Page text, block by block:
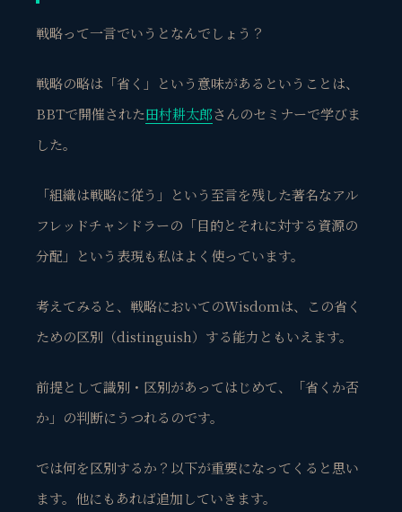
戦略って一言でいうとなんでしょう？
戦略の略は 「省く 」という意味があるということは、
BBTで開催された田村耕太郎さんのセミナーで学びま
した。
「組織は戦略に従う」という至言を残した著名なアル
フレッドチャンドラーの「目的とそれに対する資源の
分配 」という表現も私はよく使っています。
考えてみると、戦略においてのWisdomは、この省く
ための区別（distinguish） する能力 ともいえます。
前提として識別・区別があってはじめて、「省くか否
か」の判断にうつれる のです。
では何を区別するか？以下が重要になってくると思い
ます。他にもあれば追加していきます。